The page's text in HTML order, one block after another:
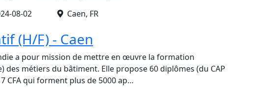
08-02 Caen, FR
(H/F) - Caen
a pour mission de mettre en œuvre la formation
métiers du bâtiment. Elle propose 60 diplômes (du CAP
CFA qui forment plus de 5000 ap…